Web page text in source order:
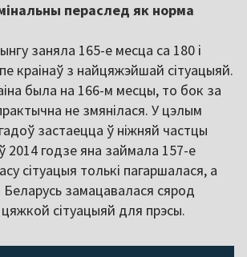
пераслед як норма
заняла 165-е месца са 180 і
краінаў з найцяжэйшай сітуацыяй.
была на 166-м месцы, то бок за
не змянілася. У цэлым
застаецца ў ніжняй частцы
2014 годзе яна займала 157-е
сітуацыя толькі пагаршалася, а
Беларусь замацавалася сярод
сітуацыяй для прэсы.